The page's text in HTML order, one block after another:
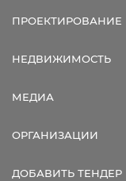
ПРОЕКТИРОВАНИЕ
НЕДВИЖИМОСТЬ
МЕДИА
ОРГАНИЗАЦИИ
ДОБАВИТЬ ТЕНДЕР